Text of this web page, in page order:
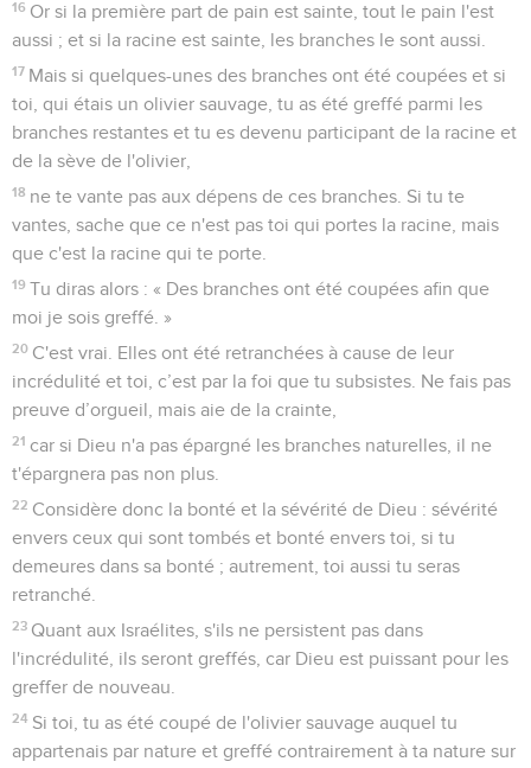
16 Or si la première part de pain est sainte, tout le pain l'est
aussi ; et si la racine est sainte, les branches le sont aussi.
17 Mais si quelques-unes des branches ont été coupées et si
toi, qui étais un olivier sauvage, tu as été greffé parmi les
branches restantes et tu es devenu participant de la racine et
de la sève de l'olivier,
18 ne te vante pas aux dépens de ces branches. Si tu te
vantes, sache que ce n'est pas toi qui portes la racine, mais
que c'est la racine qui te porte.
19 Tu diras alors : « Des branches ont été coupées afin que
moi je sois greffé. »
20 C'est vrai. Elles ont été retranchées à cause de leur
incrédulité et toi, c’est par la foi que tu subsistes. Ne fais pas
preuve d’orgueil, mais aie de la crainte,
21 car si Dieu n'a pas épargné les branches naturelles, il ne
t'épargnera pas non plus.
22 Considère donc la bonté et la sévérité de Dieu : sévérité
envers ceux qui sont tombés et bonté envers toi, si tu
demeures dans sa bonté ; autrement, toi aussi tu seras
retranché.
23 Quant aux Israélites, s'ils ne persistent pas dans
l'incrédulité, ils seront greffés, car Dieu est puissant pour les
greffer de nouveau.
24 Si toi, tu as été coupé de l'olivier sauvage auquel tu
appartenais par nature et greffé contrairement à ta nature sur